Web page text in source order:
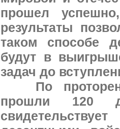
прошел
результаты
таком способе
будут в
задач до
По
прошли 120